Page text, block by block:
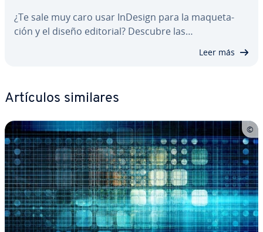
¿Te sale muy caro usar InDesign para la ma­que­ta­
ción y el diseño editorial? Descubre las…
Leer más
Artículos similares